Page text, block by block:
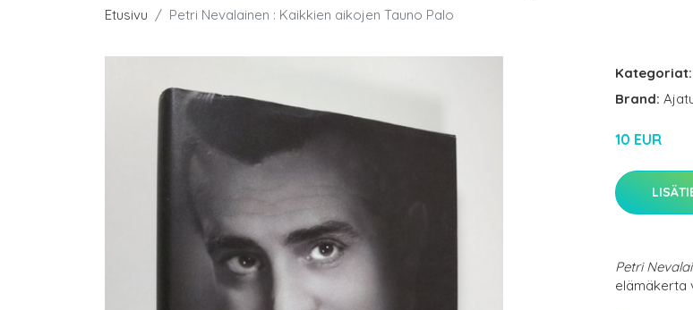
Etusivu Petri Nevalainen : Kaikkien aikojen Tauno Palo
Kategoriat:
Brand:
10 EUR
Petri
elämäkerta